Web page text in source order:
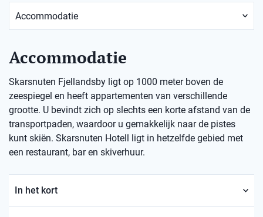
Accommodatie
Skarsnuten Fjellandsby ligt op 1000 meter boven de
zeespiegel en heeft appartementen van verschillende
grootte. U bevindt zich op slechts een korte afstand van de
transportpaden, waardoor u gemakkelijk naar de pistes
kunt skiën. Skarsnuten Hotell ligt in hetzelfde gebied met
een restaurant, bar en skiverhuur.
In het kort